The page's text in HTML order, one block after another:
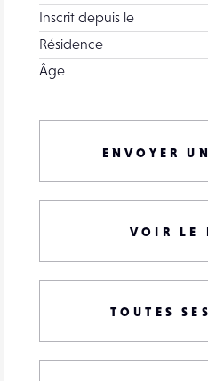
Inscrit depuis le
Résidence
Âge
ENVOYER
VOIR LE
TOUTES